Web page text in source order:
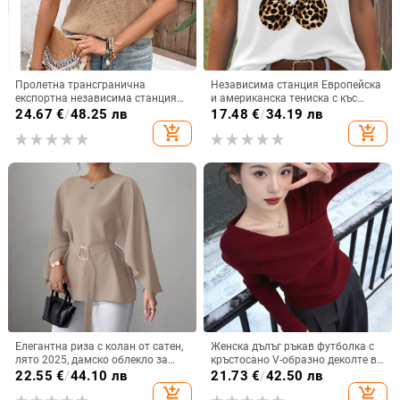
Пролетна трансгранична
експортна независима станция
Amazon Wish европейска и
американска нова обикновена
тениска с V-образно деколте
24.67 €/48.25 лв
add_shopping_cart
Независима станция Европейска
и американска тениска с къс
ръкав, дамска черешова
леопардова щампа, черешова
кръгла яка, свободна тениска с
трансграничен износ
17.48 €/34.19 лв
add_shopping_cart
Елегантна риза с колан от сатен,
лято 2025, дамско облекло за
през граница, Aliexpress, Amazon,
ежедневен комфорт, независима
22.55 €/44.10 лв
add_shopping_cart
Женска дълъг ръкав футболка с
кръстосано V-образно деколте в
корейски стил, slim fit, топла
базова дреха за пролетно–
21.73 €/42.50 лв
add_shopping_cart